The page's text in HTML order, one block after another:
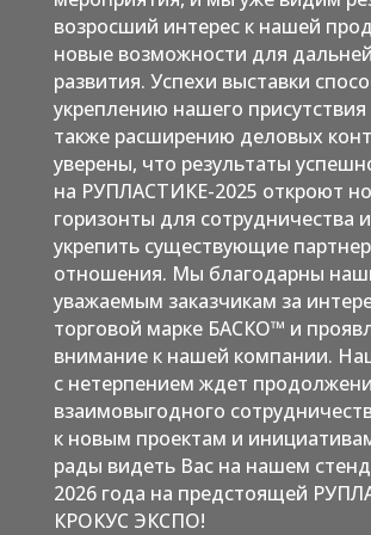
возросший интерес к нашей
новые возможности для
развития. Успехи выставки
укреплению нашего присутствия
также расширению деловых
уверены, что результаты
на РУПЛАСТИКЕ-2025 откроют
горизонты для сотрудничества
укрепить существующие
отношения. Мы благодарны
уважаемым заказчикам за
торговой марке БАСКО™ и
внимание к нашей компании.
с нетерпением ждет
взаимовыгодного
к новым проектам и
рады видеть Вас на нашем
2026 года на предстоящей
КРОКУС ЭКСПО!